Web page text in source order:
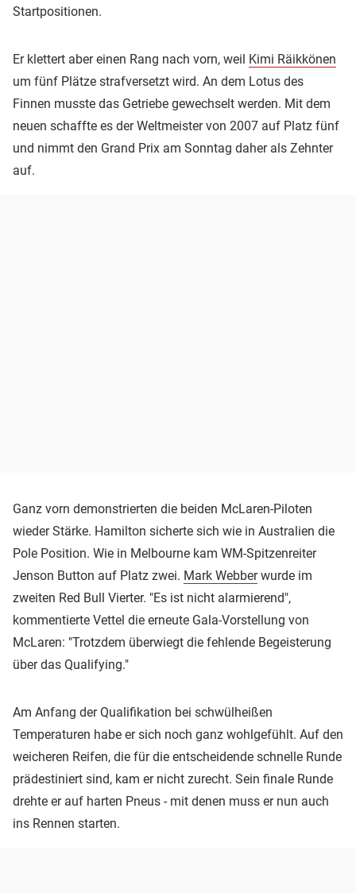
Startpositionen.
Er klettert aber einen Rang nach vorn, weil Kimi Räikkönen
um fünf Plätze strafversetzt wird. An dem Lotus des
Finnen musste das Getriebe gewechselt werden. Mit dem
neuen schaffte es der Weltmeister von 2007 auf Platz fünf
und nimmt den Grand Prix am Sonntag daher als Zehnter
auf.
Ganz vorn demonstrierten die beiden McLaren-Piloten
wieder Stärke. Hamilton sicherte sich wie in Australien die
Pole Position. Wie in Melbourne kam WM-Spitzenreiter
Jenson Button auf Platz zwei. Mark Webberwurde im
zweiten Red Bull Vierter. "Es ist nicht alarmierend",
kommentierte Vettel die erneute Gala-Vorstellung von
McLaren: "Trotzdem überwiegt die fehlende Begeisterung
über das Qualifying."
Am Anfang der Qualifikation bei schwülheißen
Temperaturen habe er sich noch ganz wohlgefühlt. Auf den
weicheren Reifen, die für die entscheidende schnelle Runde
prädestiniert sind, kam er nicht zurecht. Sein finale Runde
drehte er auf harten Pneus - mit denen muss er nun auch
ins Rennen starten.